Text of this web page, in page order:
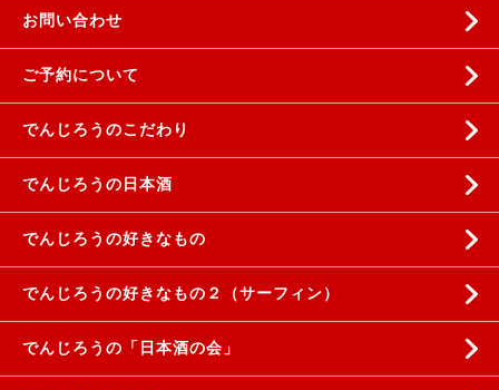
お問い合わせ
ご予約について
でんじろうのこだわり
でんじろうの日本酒
でんじろうの好きなもの
でんじろうの好きなもの２（サーフィン）
でんじろうの「日本酒の会」